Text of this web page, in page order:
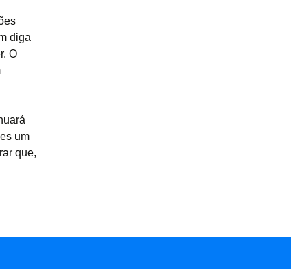
diga
O
um
que,